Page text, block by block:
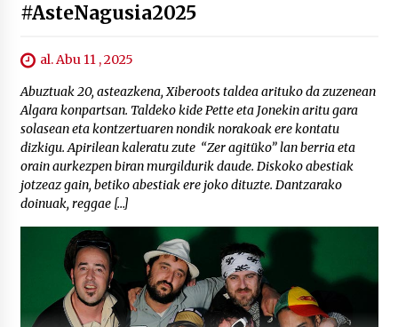
#AsteNagusia2025
al. Abu 11 , 2025
Abuztuak 20, asteazkena, Xiberoots taldea arituko da zuzenean
Algara konpartsan. Taldeko kide Pette eta Jonekin aritu gara
solasean eta kontzertuaren nondik norakoak ere kontatu
dizkigu. Apirilean kaleratu zute “Zer agitüko” lan berria eta
orain aurkezpen biran murgildurik daude. Diskoko abestiak
jotzeaz gain, betiko abestiak ere joko dituzte. Dantzarako
doinuak, reggae […]